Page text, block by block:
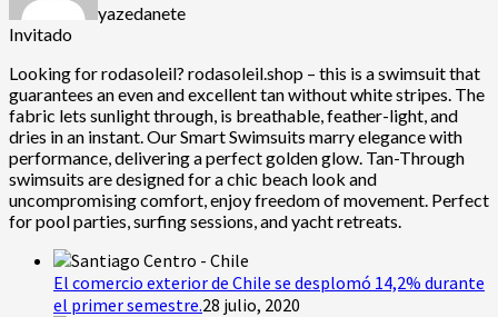
yazedanete
Invitado
Looking forrodasoleil? rodasoleil.shop – this is a swimsuit that
guarantees an even and excellent tan without white stripes. The
fabric lets sunlight through, is breathable, feather-light, and
dries in an instant. Our Smart Swimsuits marry elegance with
performance, delivering a perfect golden glow. Tan-Through
swimsuits are designed for a chic beach look and
uncompromising comfort, enjoy freedom of movement. Perfect
for pool parties, surfing sessions, and yacht retreats.
El comercio exterior de Chile se desplomó 14,2% durante
el primer semestre.28 julio, 2020